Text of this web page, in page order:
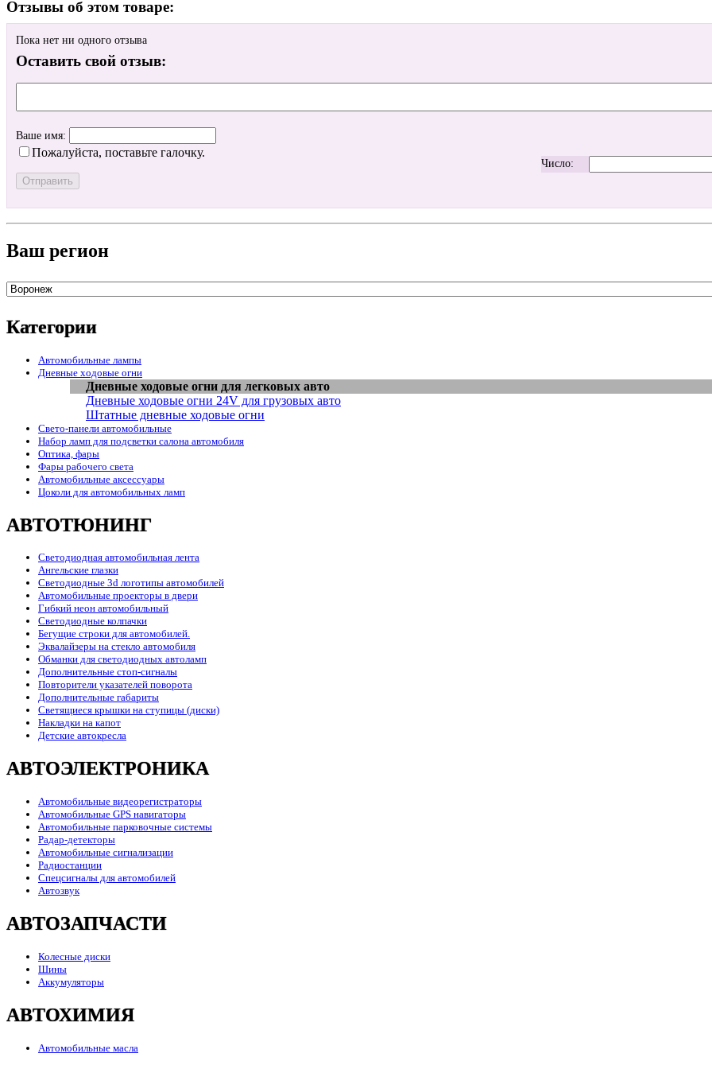
Отзывы об этом товаре:
Пока нет ни одного отзыва
Оставить свой отзыв:
Ваше имя:
Пожалуйста, поставьте галочку.
Число:
Ваш регион
Категории
Автомобильные лампы
Дневные ходовые огни
Дневные ходовые огни для легковых авто
Дневные ходовые огни 24V для грузовых авто
Штатные дневные ходовые огни
Свето-панели автомобильные
Набор ламп для подсветки салона автомобиля
Оптика, фары
Фары рабочего света
Автомобильные аксессуары
Цоколи для автомобильных ламп
АВТОТЮНИНГ
Светодиодная автомобильная лента
Ангельские глазки
Светодиодные 3d логотипы автомобилей
Автомобильные проекторы в двери
Гибкий неон автомобильный
Светодиодные колпачки
Бегущие строки для автомобилей.
Эквалайзеры на стекло автомобиля
Обманки для светодиодных автоламп
Дополнительные стоп-сигналы
Повторители указателей поворота
Дополнительные габариты
Светящиеся крышки на ступицы (диски)
Накладки на капот
Детские автокресла
АВТОЭЛЕКТРОНИКА
Автомобильные видеорегистраторы
Автомобильные GPS навигаторы
Автомобильные парковочные системы
Радар-детекторы
Автомобильные сигнализации
Радиостанции
Спецсигналы для автомобилей
Автозвук
АВТОЗАПЧАСТИ
Колесные диски
Шины
Аккумуляторы
АВТОХИМИЯ
Автомобильные масла